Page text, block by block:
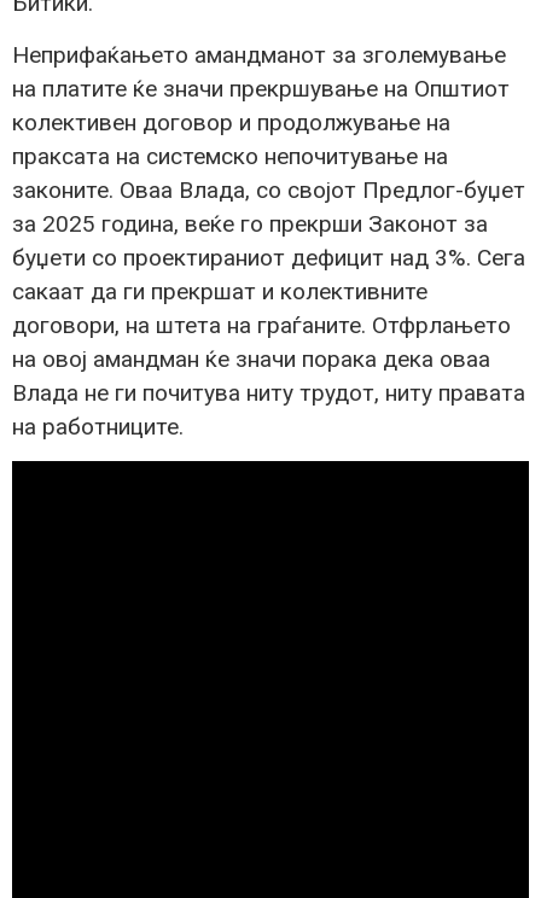
Неприфаќањето амандманот за зголемување
на платите ќе значи прекршување на Општиот
колективен договор и продолжување на
праксата на системско непочитување на
законите. Оваа Влада, со својот Предлог-буџет
за 2025 година, веќе го прекрши Законот за
буџети со проектираниот дефицит над 3%. Сега
сакаат да ги прекршат и колективните
договори, на штета на граѓаните. Отфрлањето
на овој амандман ќе значи порака дека оваа
Влада не ги почитува ниту трудот, ниту правата
на работниците.